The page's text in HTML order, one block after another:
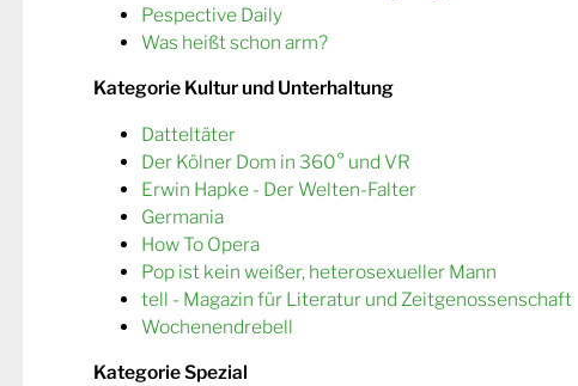
Pespective Daily
Was heißt schon arm?
Kategorie Kultur und Unterhaltung
Datteltäter
Der Kölner Dom in 360° und VR
Erwin Hapke - Der Welten-Falter
Germania
How To Opera
Pop ist kein weißer, heterosexueller Mann
tell - Magazin für Literatur und Zeitgenossenschaft
Wochenendrebell
Kategorie Spezial